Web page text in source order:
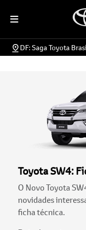
DF: Saga Toyota
Toyota SW4:
O Novo Toyota
novidades
ficha técnica.